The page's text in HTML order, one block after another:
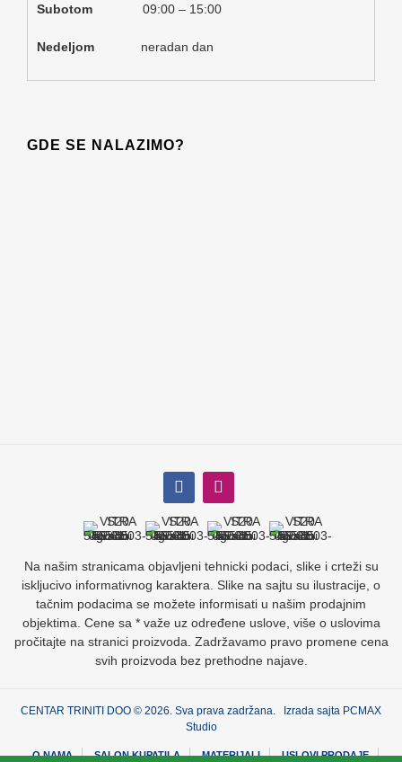
Subotom 09:00 – 15:00
Nedeljom neradan dan
GDE SE NALAZIMO?
Na našim stranicama objavljeni tehnicki podaci, slike i crteži su
iskljucivo informativnog karaktera. Slike na sajtu su ilustracije, o
tačnim podacima se možete informisati u našim prodajnim
objektima. Cene sa * važe uz određene uslove, više o uslovima
pročitajte na stranici proizvoda. Zadržavamo pravo promene cena
svih proizvoda bez prethodne najave.
CENTAR TRINITI DOO © 2026. Sva prava zadržana. Izrada sajta PCMAX
Studio
O NAMA SALON KUPATILA MATERIJALI USLOVI PRODAJE